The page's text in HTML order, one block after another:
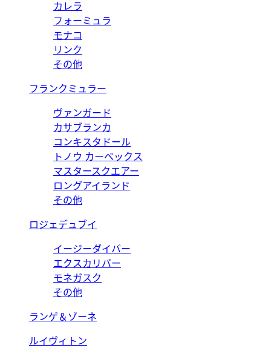
カレラ
フォーミュラ
モナコ
リンク
その他
フランクミュラー
ヴァンガード
カサブランカ
コンキスタドール
トノウ カーベックス
マスタースクエアー
ロングアイランド
その他
ロジェデュブイ
イージーダイバー
エクスカリバー
モネガスク
その他
ランゲ＆ゾーネ
ルイヴィトン